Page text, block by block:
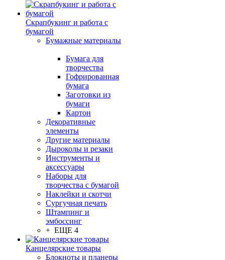
Скрапбукинг и работа с
бумагой
Бумажные материалы
Бумага для
творчества
Гофрированная
бумага
Заготовки из
бумаги
Картон
Декоративные
элементы
Другие материалы
Дыроколы и резаки
Инструменты и
аксессуары
Наборы для
творчества с бумагой
Наклейки и скотчи
Сургучная печать
Штампинг и
эмбоссинг
+ ЕЩЕ 4
Канцелярские товары
Блокноты и планеры